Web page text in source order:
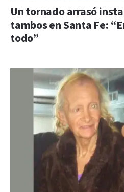
Un tornado arrasó
tambos en Santa Fe:
todo”